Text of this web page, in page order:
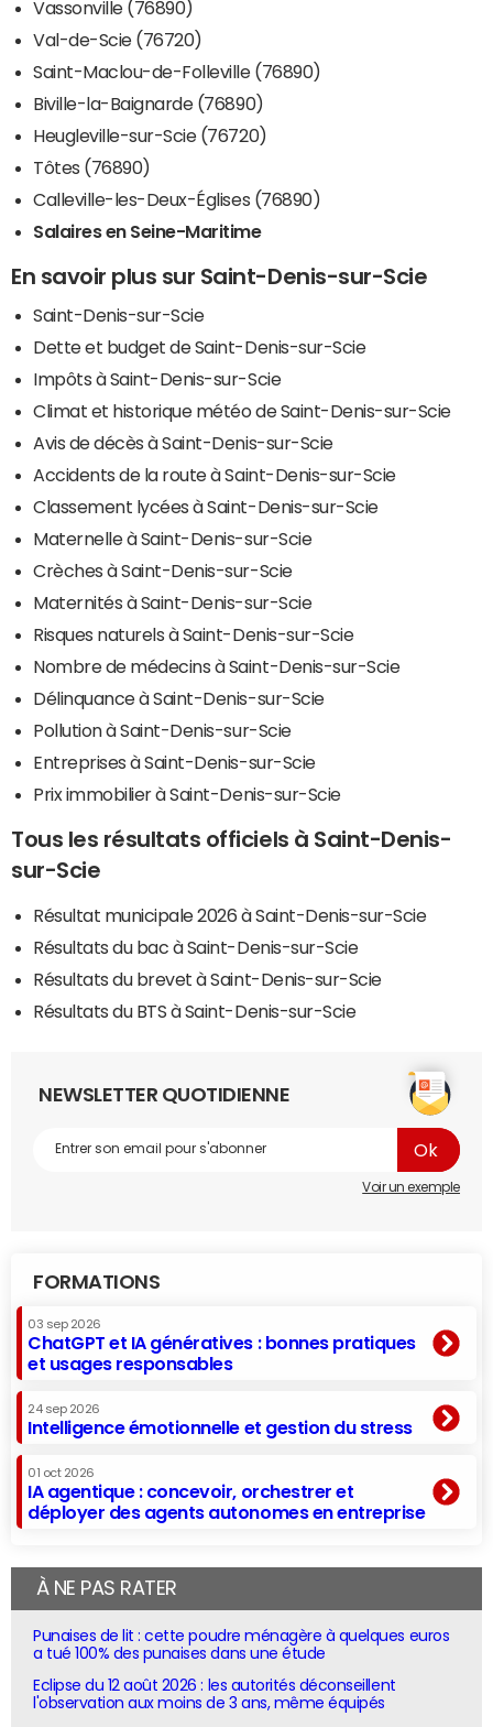
Vassonville (76890)
Val-de-Scie (76720)
Saint-Maclou-de-Folleville (76890)
Biville-la-Baignarde (76890)
Heugleville-sur-Scie (76720)
Tôtes (76890)
Calleville-les-Deux-Églises (76890)
Salaires en Seine-Maritime
En savoir plus sur Saint-Denis-sur-Scie
Saint-Denis-sur-Scie
Dette et budget de Saint-Denis-sur-Scie
Impôts à Saint-Denis-sur-Scie
Climat et historique météo de Saint-Denis-sur-Scie
Avis de décès à Saint-Denis-sur-Scie
Accidents de la route à Saint-Denis-sur-Scie
Classement lycées à Saint-Denis-sur-Scie
Maternelle à Saint-Denis-sur-Scie
Crèches à Saint-Denis-sur-Scie
Maternités à Saint-Denis-sur-Scie
Risques naturels à Saint-Denis-sur-Scie
Nombre de médecins à Saint-Denis-sur-Scie
Délinquance à Saint-Denis-sur-Scie
Pollution à Saint-Denis-sur-Scie
Entreprises à Saint-Denis-sur-Scie
Prix immobilier à Saint-Denis-sur-Scie
Tous les résultats officiels à Saint-Denis-
sur-Scie
Résultat municipale 2026 à Saint-Denis-sur-Scie
Résultats du bac à Saint-Denis-sur-Scie
Résultats du brevet à Saint-Denis-sur-Scie
Résultats du BTS à Saint-Denis-sur-Scie
NEWSLETTER QUOTIDIENNE
Voir un exemple
FORMATIONS
03 sep 2026
ChatGPT et IA génératives : bonnes pratiques
et usages responsables
24 sep 2026
Intelligence émotionnelle et gestion du stress
01 oct 2026
IA agentique : concevoir, orchestrer et
déployer des agents autonomes en entreprise
À NE PAS RATER
Punaises de lit : cette poudre ménagère à quelques euros
a tué 100% des punaises dans une étude
Eclipse du 12 août 2026 : les autorités déconseillent
l'observation aux moins de 3 ans, même équipés